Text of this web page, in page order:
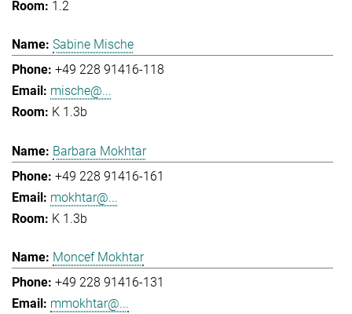
1.2
Sabine Mische
+49 228 91416-118
mische@...
K 1.3b
Barbara Mokhtar
+49 228 91416-161
mokhtar@...
K 1.3b
Moncef Mokhtar
+49 228 91416-131
mmokhtar@...